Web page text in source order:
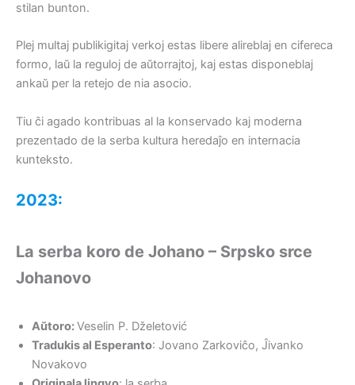
stilan bunton.
Plej multaj publikigitaj verkoj estas libere alireblaj en cifereca
formo, laŭ la reguloj de aŭtorrajtoj, kaj estas disponeblaj
ankaŭ per la retejo de nia asocio.
Tiu ĉi agado kontribuas al la konservado kaj moderna
prezentado de la serba kultura heredaĵo en internacia
kunteksto.
2023:
La serba koro de Johano – Srpsko srce
Johanovo
Aŭtoro:Veselin P. Dželetović
Tradukis al Esperanto: Jovano Zarkoviĉo, Ĵivanko
Novakovo